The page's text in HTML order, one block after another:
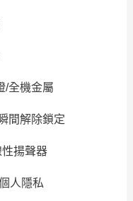
/全機金屬
間解除鎖定
揚聲器
人隱私